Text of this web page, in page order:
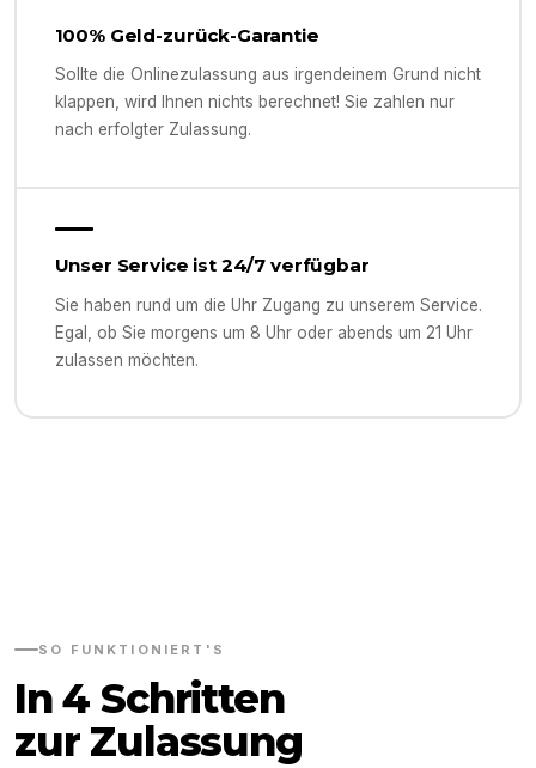
100% Geld-zurück-Garantie
Sollte die Onlinezulassung aus irgendeinem Grund nicht
klappen, wird Ihnen nichts berechnet! Sie zahlen nur
nach erfolgter Zulassung.
Unser Service ist 24/7 verfügbar
Sie haben rund um die Uhr Zugang zu unserem Service.
Egal, ob Sie morgens um 8 Uhr oder abends um 21 Uhr
zulassen möchten.
SO FUNKTIONIERT'S
In 4 Schritten
zur Zulassung